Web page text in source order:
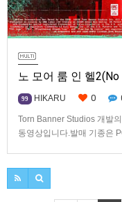
노 모어 룸 인 헬
99 HIKARU 0
Torn Banner Studios 개발
동영상입니다.발매 기종은